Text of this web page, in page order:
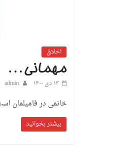
اخلاق
مهمانی…
۱۳ دی ۱۴۰۰ admin
خانمی در فامیلمان
بیشتر بخوانید